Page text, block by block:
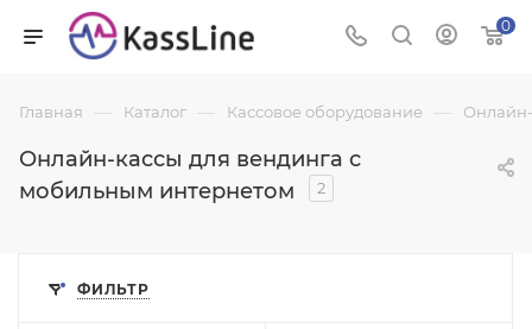
0
Главная — Каталог — Кассовое оборудование —
Онлайн-кассы для вендинга с
мобильным интернетом
2
ФИЛЬТР